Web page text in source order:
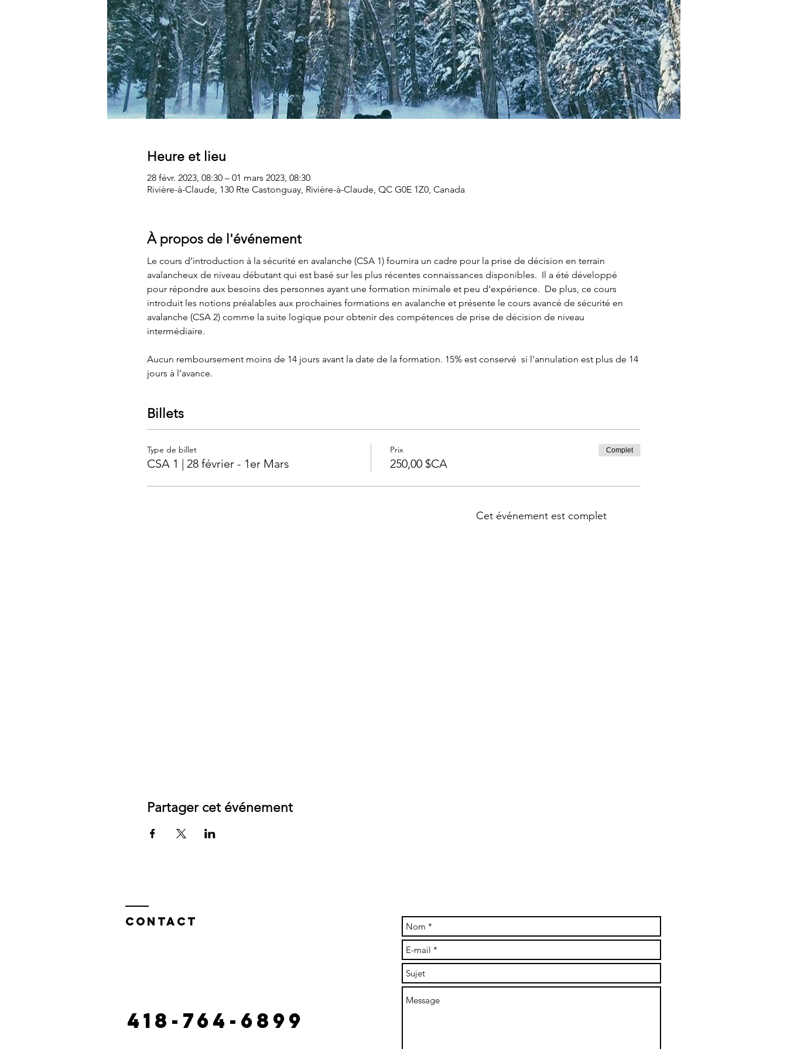
Heure et lieu
28 févr. 2023, 08:30 – 01 mars 2023, 08:30
Rivière-à-Claude, 130 Rte Castonguay, Rivière-à-Claude, QC G0E 1Z0, Canada
À propos de l'événement
Le cours d’introduction à la sécurité en avalanche (CSA 1) fournira un cadre pour la prise de décision en terrain
avalancheux de niveau débutant qui est basé sur les plus récentes connaissances disponibles.  Il a été développé
pour répondre aux besoins des personnes ayant une formation minimale et peu d’expérience.  De plus, ce cours
introduit les notions préalables aux prochaines formations en avalanche et présente le cours avancé de sécurité en
avalanche (CSA 2) comme la suite logique pour obtenir des compétences de prise de décision de niveau
intermédiaire.
Aucun remboursement moins de 14 jours avant la date de la formation. 15% est conservé  si l'annulation est plus de 14
jours à l’avance.
Billets
Type de billet
CSA 1 | 28 février - 1er Mars
Prix
250,00 $CA
Complet
Cet événement est complet
Partager cet événement
Contact
418-764-6899